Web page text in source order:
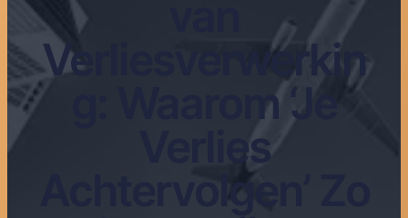
Verliesverwerkin
g: Waarom ‘Je
Verlies
Achtervolgen’ Zo